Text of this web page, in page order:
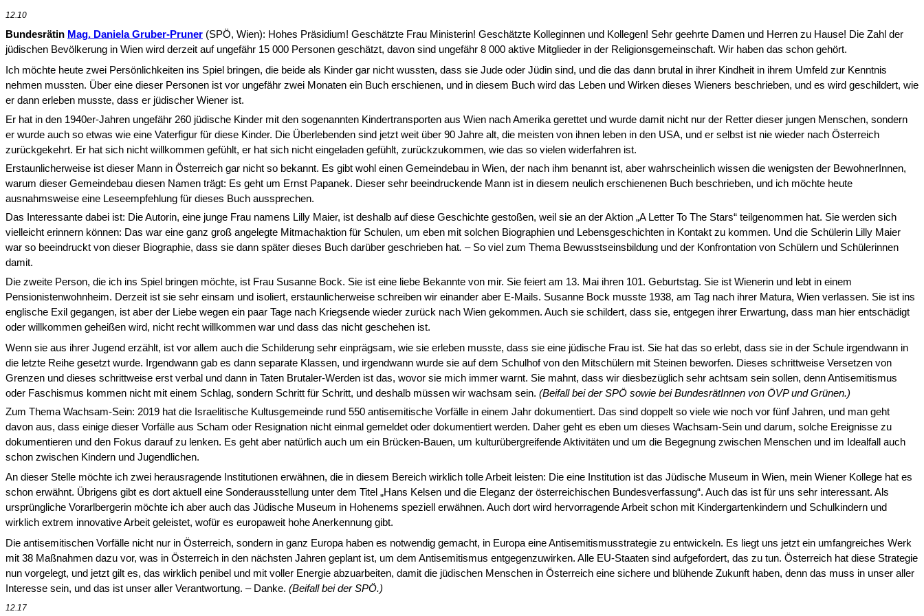
12.10
Bundesrätin Mag. Daniela Gruber-Pruner (SPÖ, Wien): Hohes Präsidium! Geschätzte Frau Ministerin! Geschätzte Kolleginnen und Kollegen! Sehr geehrte Damen und Herren zu Hause! Die Zahl der
jüdischen Bevölkerung in Wien wird derzeit auf ungefähr 15 000 Personen geschätzt, davon sind ungefähr 8 000 aktive Mitglieder in der Reli­gionsgemeinschaft. Wir haben das schon gehört.
Ich möchte heute zwei Persönlichkeiten ins Spiel bringen, die beide als Kinder gar nicht wussten, dass sie Jude oder Jüdin sind, und die das dann brutal in ihrer Kindheit in ihrem Umfeld zur Kenntnis
nehmen mussten. Über eine dieser Personen ist vor ungefähr zwei Monaten ein Buch erschienen, und in diesem Buch wird das Leben und Wirken dieses Wieners beschrieben, und es wird geschildert, wie
er dann erleben musste, dass er jüdi­scher Wiener ist.
Er hat in den 1940er-Jahren ungefähr 260 jüdische Kinder mit den sogenannten Kinder­transporten aus Wien nach Amerika gerettet und wurde damit nicht nur der Retter dieser jungen Menschen, sondern
er wurde auch so etwas wie eine Vaterfigur für diese Kinder. Die Überlebenden sind jetzt weit über 90 Jahre alt, die meisten von ihnen leben in den USA, und er selbst ist nie wieder nach Österreich
zurückgekehrt. Er hat sich nicht will­kommen gefühlt, er hat sich nicht eingeladen gefühlt, zurückzukommen, wie das so vie­len widerfahren ist.
Erstaunlicherweise ist dieser Mann in Österreich gar nicht so bekannt. Es gibt wohl einen Gemeindebau in Wien, der nach ihm benannt ist, aber wahrscheinlich wissen die we­nigsten der BewohnerInnen,
warum dieser Gemeindebau diesen Namen trägt: Es geht um Ernst Papanek. Dieser sehr beeindruckende Mann ist in diesem neulich erschiene­nen Buch beschrieben, und ich möchte heute
ausnahmsweise eine Leseempfehlung für dieses Buch aussprechen.
Das Interessante dabei ist: Die Autorin, eine junge Frau namens Lilly Maier, ist deshalb auf diese Geschichte gestoßen, weil sie an der Aktion „A Letter To The Stars“ teilge­nommen hat. Sie werden sich
vielleicht erinnern können: Das war eine ganz groß ange­legte Mitmachaktion für Schulen, um eben mit solchen Biographien und Lebensge­schichten in Kontakt zu kommen. Und die Schülerin Lilly Maier
war so beeindruckt von dieser Biographie, dass sie dann später dieses Buch darüber geschrieben hat. – So viel zum Thema Bewusstseinsbildung und der Konfrontation von Schülern und Schülerinnen
damit.
Die zweite Person, die ich ins Spiel bringen möchte, ist Frau Susanne Bock. Sie ist eine liebe Bekannte von mir. Sie feiert am 13. Mai ihren 101. Geburtstag. Sie ist Wienerin und lebt in einem
Pensionistenwohnheim. Derzeit ist sie sehr einsam und isoliert, erstaunli­cherweise schreiben wir einander aber E-Mails. Susanne Bock musste 1938, am Tag nach ihrer Matura, Wien verlassen. Sie ist ins
englische Exil gegangen, ist aber der Liebe wegen ein paar Tage nach Kriegsende wieder zurück nach Wien gekommen. Auch sie schildert, dass sie, entgegen ihrer Erwartung, dass man hier entschädigt
oder willkom­men geheißen wird, nicht recht willkommen war und dass das nicht geschehen ist.
Wenn sie aus ihrer Jugend erzählt, ist vor allem auch die Schilderung sehr einprägsam, wie sie erleben musste, dass sie eine jüdische Frau ist. Sie hat das so erlebt, dass sie in der Schule irgendwann in
die letzte Reihe gesetzt wurde. Irgendwann gab es dann separate Klassen, und irgendwann wurde sie auf dem Schulhof von den Mitschülern mit Steinen beworfen. Dieses schrittweise Versetzen von
Grenzen und dieses schrittweise erst verbal und dann in Taten Brutaler-Werden ist das, wovor sie mich immer warnt. Sie mahnt, dass wir diesbezüglich sehr achtsam sein sollen, denn Antisemitismus
oder Faschismus kommen nicht mit einem Schlag, sondern Schritt für Schritt, und deshalb müssen wir wachsam sein. (Beifall bei der SPÖ sowie bei BundesrätInnen von ÖVP und Grünen.)
Zum Thema Wachsam-Sein: 2019 hat die Israelitische Kultusgemeinde rund 550 antise­mitische Vorfälle in einem Jahr dokumentiert. Das sind doppelt so viele wie noch vor fünf Jahren, und man geht
davon aus, dass einige dieser Vorfälle aus Scham oder Resig­nation nicht einmal gemeldet oder dokumentiert werden. Daher geht es eben um dieses Wachsam-Sein und darum, solche Ereignisse zu
dokumentieren und den Fokus darauf zu lenken. Es geht aber natürlich auch um ein Brücken-Bauen, um kulturübergreifende Aktivitäten und um die Begegnung zwischen Menschen und im Idealfall auch
schon zwischen Kindern und Jugendlichen.
An dieser Stelle möchte ich zwei herausragende Institutionen erwähnen, die in diesem Bereich wirklich tolle Arbeit leisten: Die eine Institution ist das Jüdische Museum in Wien, mein Wiener Kollege hat es
schon erwähnt. Übrigens gibt es dort aktuell eine Sonder­ausstellung unter dem Titel „Hans Kelsen und die Eleganz der österreichischen Bundes­verfassung“. Auch das ist für uns sehr interessant. Als
ursprüngliche Vorarlbergerin möchte ich aber auch das Jüdische Museum in Hohenems speziell erwähnen. Auch dort wird hervorragende Arbeit schon mit Kindergartenkindern und Schulkindern und
wirklich extrem innovative Arbeit geleistet, wofür es europaweit hohe Anerkennung gibt.
Die antisemitischen Vorfälle nicht nur in Österreich, sondern in ganz Europa haben es notwendig gemacht, in Europa eine Antisemitismusstrategie zu entwickeln. Es liegt uns jetzt ein umfangreiches Werk
mit 38 Maßnahmen dazu vor, was in Österreich in den nächsten Jahren geplant ist, um dem Antisemitismus entgegenzuwirken. Alle EU-Staa­ten sind aufgefordert, das zu tun. Österreich hat diese Strategie
nun vorgelegt, und jetzt gilt es, das wirklich penibel und mit voller Energie abzuarbeiten, damit die jüdischen Menschen in Österreich eine sichere und blühende Zukunft haben, denn das muss in unser aller
Interesse sein, und das ist unser aller Verantwortung. – Danke. (Beifall bei der SPÖ.)
12.17